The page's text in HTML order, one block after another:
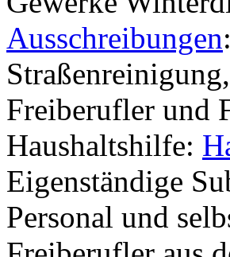
Ausschreibungen
Freiberufler und
Haushaltshilfe:
Eigenständige
Personal und